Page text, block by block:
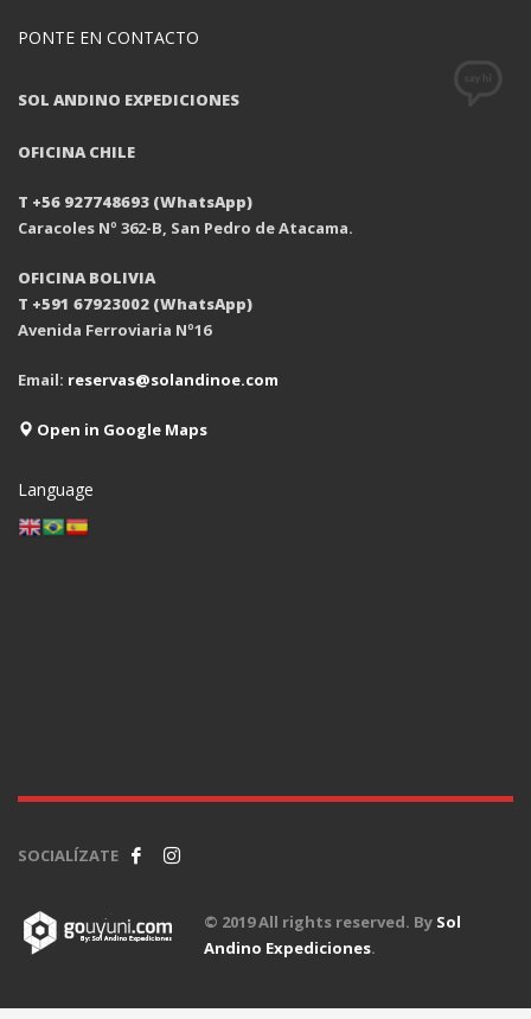
PONTE EN CONTACTO
SOL ANDINO EXPEDICIONES
OFICINA CHILE
T +56 927748693 (WhatsApp)
Caracoles Nº 362-B, San Pedro de Atacama.
OFICINA BOLIVIA
T +591 67923002 (WhatsApp)
Avenida Ferroviaria Nº16
Email: reservas@solandinoe.com
Open in Google Maps
Language
SOCIALÍZATE
© 2019 All rights reserved. By Sol
Andino Expediciones.